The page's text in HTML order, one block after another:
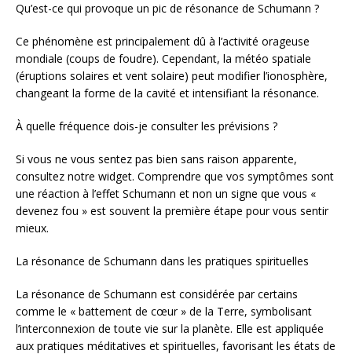
Qu’est-ce qui provoque un pic de résonance de Schumann ?
Ce phénomène est principalement dû à l’activité orageuse
mondiale (coups de foudre). Cependant, la météo spatiale
(éruptions solaires et vent solaire) peut modifier l’ionosphère,
changeant la forme de la cavité et intensifiant la résonance.
À quelle fréquence dois-je consulter les prévisions ?
Si vous ne vous sentez pas bien sans raison apparente,
consultez notre widget. Comprendre que vos symptômes sont
une réaction à l’effet Schumann et non un signe que vous «
devenez fou » est souvent la première étape pour vous sentir
mieux.
La résonance de Schumann dans les pratiques spirituelles
La résonance de Schumann est considérée par certains
comme le « battement de cœur » de la Terre, symbolisant
l’interconnexion de toute vie sur la planète. Elle est appliquée
aux pratiques méditatives et spirituelles, favorisant les états de